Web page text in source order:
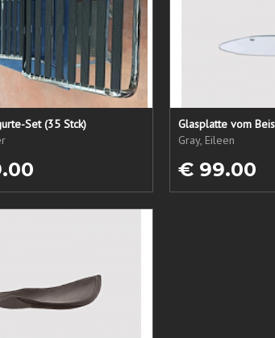
Set (35 Stck)
Glasplatte vom
Gray, Eileen
€ 99.00